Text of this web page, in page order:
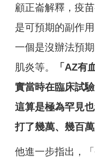
顧正崙解釋，疫
是可預期的副作
一個是沒辦法預
肌炎等。
「AZ有
實當時在臨床試
這算是極為罕見
打了幾萬、幾百
他進一步指出，